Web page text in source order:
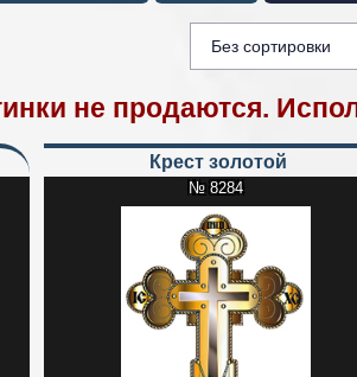
не продаются.
Крест золотой
№ 8284